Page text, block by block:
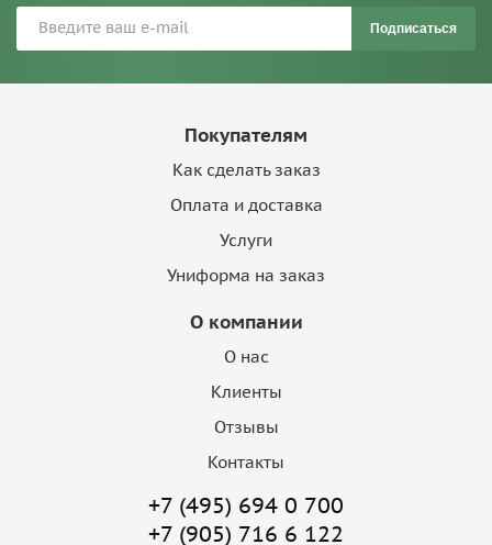
Подписаться
Покупателям
Как сделать заказ
Оплата и доставка
Услуги
Униформа на заказ
О компании
О нас
Клиенты
Отзывы
Контакты
+7 (495) 694 0 700
+7 (905) 716 6 122